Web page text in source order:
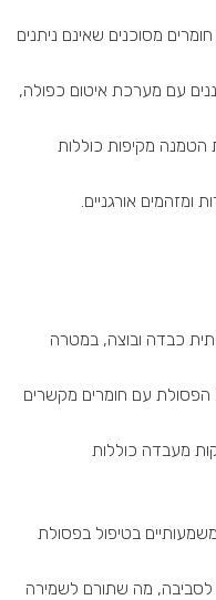
מסוכנים שאינם ניתנים
עם מערכת איטום כפולה,
הטמנה מקיפות כוללות
ומזהמים אורגניים.
כבדה ובוצה, במטרה
הפסולת עם חומרים מקשרים
מעבדה כוללות
בטיפול בפסולת
לסביבה, מה שתורם לשמירה